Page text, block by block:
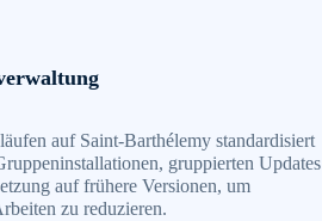
auf Saint-Barthélemy standardisiert
gruppierten Updates
auf frühere Versionen, um
zu reduzieren.